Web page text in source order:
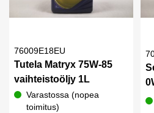
76009E18EU
Tutela Matryx 75W-85
vaihteistoöljy 1L
Varastossa (nopea
toimitus)